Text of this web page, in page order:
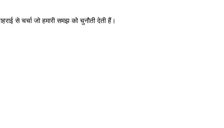
से चर्चा जो हमारी समझ को चुनौती देती हैं।